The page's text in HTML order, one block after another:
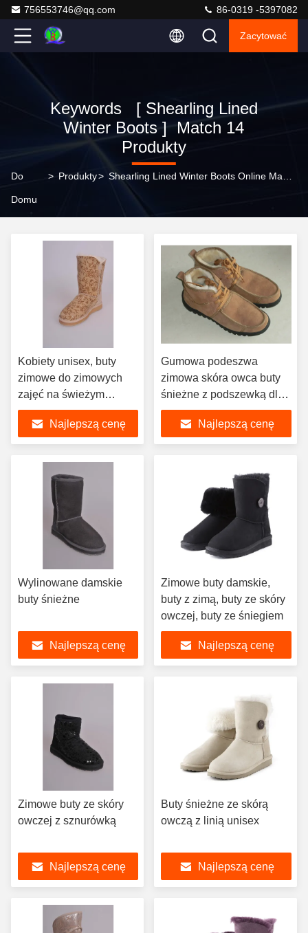
756553746@qq.com 86-0319 -5397082
Zacytować
Keywords [ Shearling Lined
Winter Boots ] Match 14
Produkty
Do
Domu
> Produkty>
Kobiety unisex, buty
zimowe do zimowych
zajęć na świeżym
powietrzu
Najlepszą cenę
Gumowa podeszwa
zimowa skóra owca buty
śnieżne z podszewką dla
kobiet
Najlepszą cenę
Wylinowane damskie
buty śnieżne
Najlepszą cenę
Zimowe buty damskie,
buty z zimą, buty ze skóry
owczej, buty ze śniegiem
Najlepszą cenę
Zimowe buty ze skóry
owczej z sznurówką
Najlepszą cenę
Buty śnieżne ze skórą
owczą z linią unisex
Najlepszą cenę